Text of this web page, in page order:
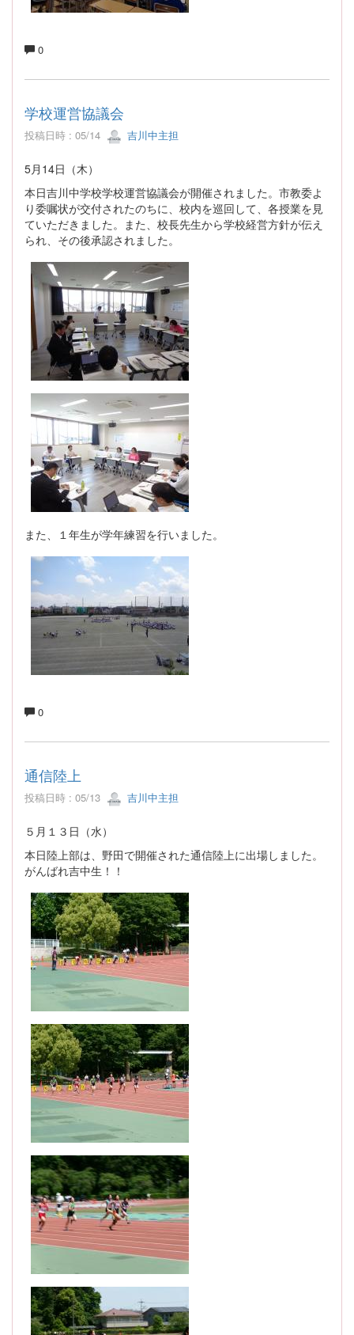
0
学校運営協議会
投稿日時 : 05/14 吉川中主担
5月14日（木）
本日吉川中学校学校運営協議会が開催されました。市教委よ
り委嘱状が交付されたのちに、校内を巡回して、各授業を見
ていただきました。また、校長先生から学校経営方針が伝え
られ、その後承認されました。
また、１年生が学年練習を行いました。
0
通信陸上
投稿日時 : 05/13 吉川中主担
５月１３日（水）
本日陸上部は、野田で開催された通信陸上に出場しました。
がんばれ吉中生！！